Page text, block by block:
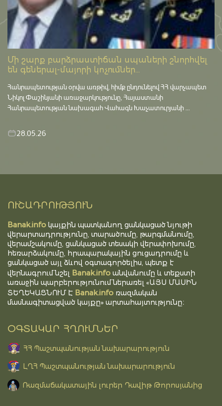
Մի շարք բարձրաստիճան սպաների շնորհվել
են գեներալ-մայորի կոչումներ...
Հանրապետության օրվա առթիվ, հիմք ընդունելով ՀՀ վարչապետ
Նիկոլ Փաշինյանի առաջարկությունը, Հայաստանի
Հանրապետության նախագահ Վահագն Խաչատուրյանի ...
28.05.26
ՈՒՇԱԴՐՈՒԹՅՈՒՆ
Banak.info կայքին պատկանող ցանկացած նյութի
վերարտադրությունը, տարածումը, թարգմանումը,
վերամշակումը, ցանկացած տեսակի վերափոխումը,
հեռարձակումը, հրապարակային ցուցադրումը և
ցանկացած այլ ձևով օգտագործելիս, պետք է
վերնագրում նշել Banak.info անվանումը և տեքստի
առաջին պարբերությունում ներառել «ԱՅՍ ՄԱՍԻՆ
ՏԵՂԵԿԱՑՆՈՒՄ Է Banak.info ռազմական
մասնագիտացված կայքը» արտահայտությունը։
ՕԳՏԱԿԱՐ ՀՂՈՒՄՆԵՐ
ՀՀ Պաշտպանության նախարարություն
ԼՂՀ Պաշտպանության նախարարություն
Ռազմաճակատային լուրեր Դավիթ Թորոսյանից